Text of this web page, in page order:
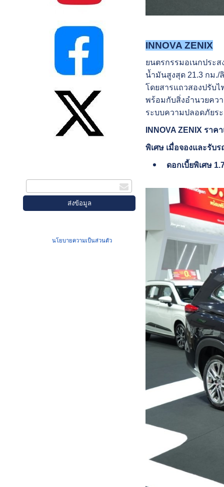
นโยบายความเป็นส่วนตัว
INNOVA ZENIX
ยนตรกรรมอเนกประ
น้ำมันสูงสุด 21.3 กม./
โดยสารแถวสองปรับไ
พร้อมกับสิ่งอำนวยคว
ระบบความปลอดภัยระ
INNOVA ZENIX ราค
พิเศษ เมื่อจองและรับ
ดอกเบี้ยพิเศษ